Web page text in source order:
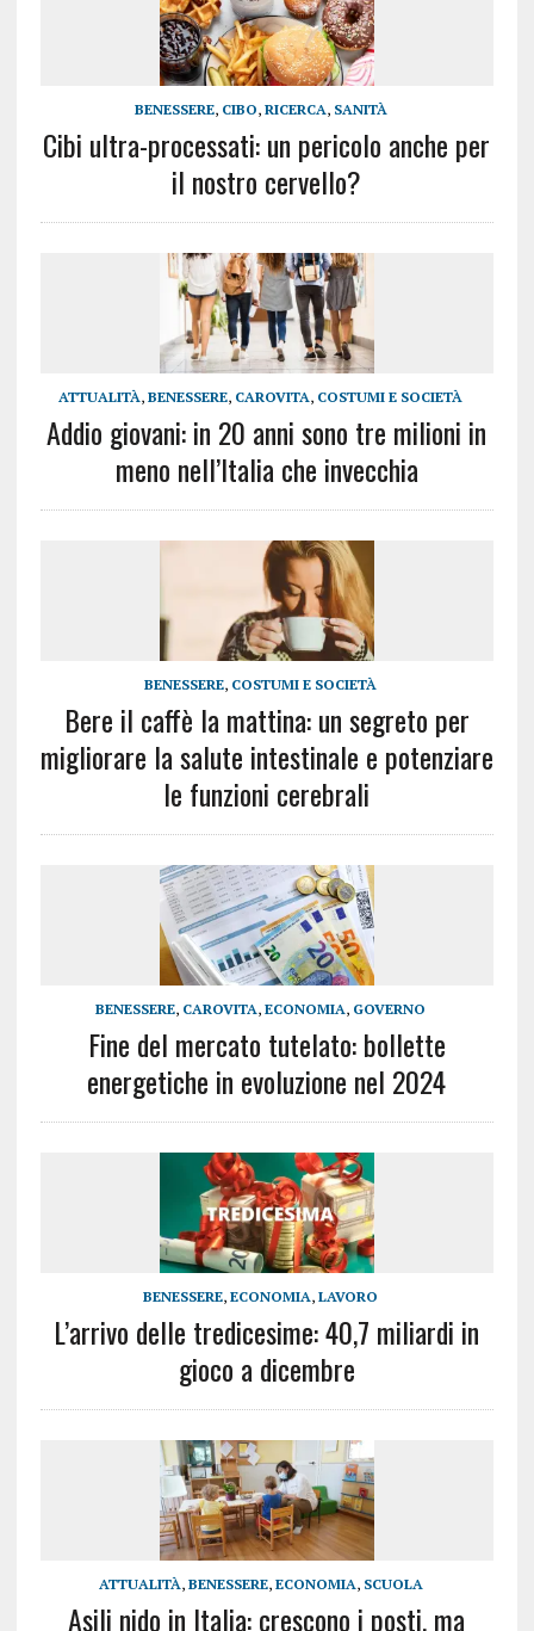
BENESSERE, CIBO, RICERCA, SANITÀ
Cibi ultra-processati: un pericolo anche per
il nostro cervello?
ATTUALITÀ,BENESSERE, CAROVITA, COSTUMI E SOCIETÀ
Addio giovani: in 20 anni sono tre milioni in
meno nell’Italia che invecchia
BENESSERE, COSTUMI E SOCIETÀ
Bere il caffè la mattina: un segreto per
migliorare la salute intestinale e potenziare
le funzioni cerebrali
BENESSERE, CAROVITA,ECONOMIA, GOVERNO
Fine del mercato tutelato: bollette
energetiche in evoluzione nel 2024
BENESSERE,ECONOMIA,LAVORO
L’arrivo delle tredicesime: 40,7 miliardi in
gioco a dicembre
ATTUALITÀ, BENESSERE, ECONOMIA, SCUOLA
Asili nido in Italia: crescono i posti, ma